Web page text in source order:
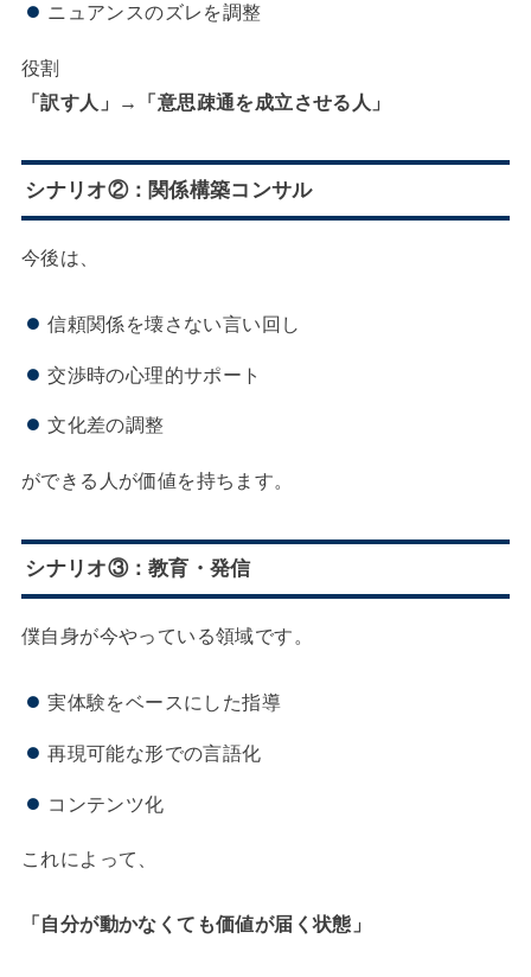
ニュアンスのズレを調整
役割
「訳す人」→「意思疎通を成立させる人」
シナリオ②：関係構築コンサル
今後は、
信頼関係を壊さない言い回し
交渉時の心理的サポート
文化差の調整
ができる人が価値を持ちます。
シナリオ③：教育・発信
僕自身が今やっている領域です。
実体験をベースにした指導
再現可能な形での言語化
コンテンツ化
これによって、
「自分が動かなくても価値が届く状態」